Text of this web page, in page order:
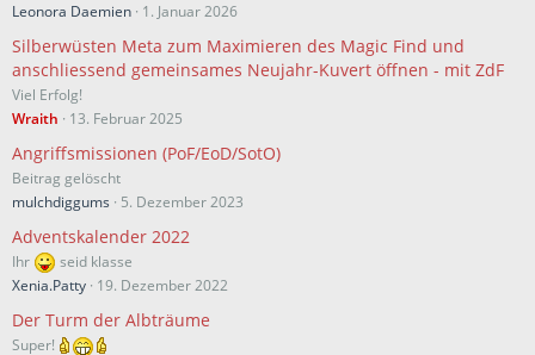
Leonora Daemien 1. Januar 2026
Silberwüsten Meta zum Maximieren des Magic Find und
anschliessend gemeinsames Neujahr-Kuvert öffnen - mit ZdF
Viel Erfolg!
Wraith
13. Februar 2025
Angriffsmissionen (PoF/EoD/SotO)
Beitrag gelöscht
mulchdiggums
5. Dezember 2023
Adventskalender 2022
Ihr
seid klasse
Xenia.Patty 19. Dezember 2022
Der Turm der Albträume
Super!